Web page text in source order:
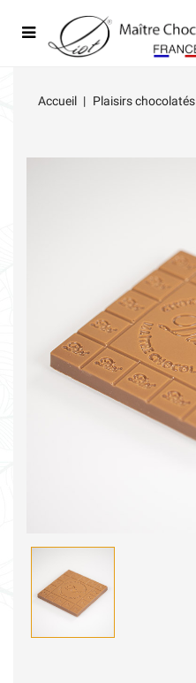
Accueil Plaisirs chocolatés